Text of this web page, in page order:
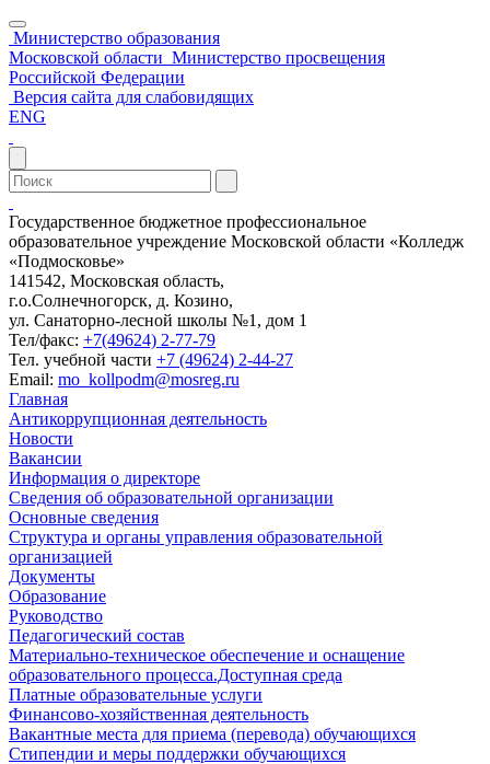
Министерство образования
Московской области Министерство просвещения
Российской Федерации
Версия сайта для слабовидящих
ENG
Государственное бюджетное профессиональное
образовательное учреждение Московской области «Колледж
«Подмосковье»
141542, Московская область,
г.о.Солнечногорск, д. Козино,
ул. Санаторно-лесной школы №1, дом 1
Тел/факс: +7(49624) 2-77-79
Тел. учебной части +7 (49624) 2-44-27
Email: mo_kollpodm@mosreg.ru
Главная
Антикоррупционная деятельность
Новости
Вакансии
Информация о директоре
Сведения об образовательной организации
Основные сведения
Структура и органы управления образовательной
организацией
Документы
Образование
Руководство
Педагогический состав
Материально-техническое обеспечение и оснащение
образовательного процесса.Доступная среда
Платные образовательные услуги
Финансово-хозяйственная деятельность
Вакантные места для приема (перевода) обучающихся
Стипендии и меры поддержки обучающихся